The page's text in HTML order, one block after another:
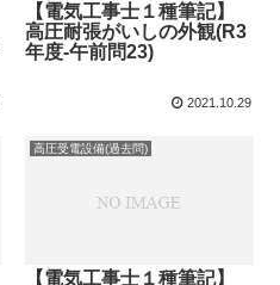
【電気工事士１種筆記】
高圧耐張がいしの外観(R3
年度-午前問23)
2021.10.29
高圧受電設備(過去問)
【電気工事士１種筆記】